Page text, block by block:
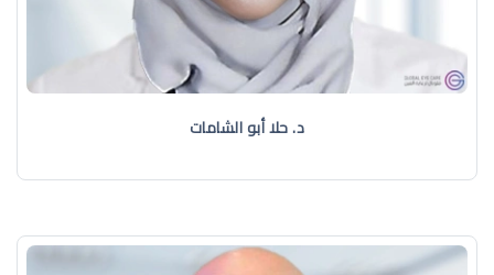
د. حلا أبو الشامات